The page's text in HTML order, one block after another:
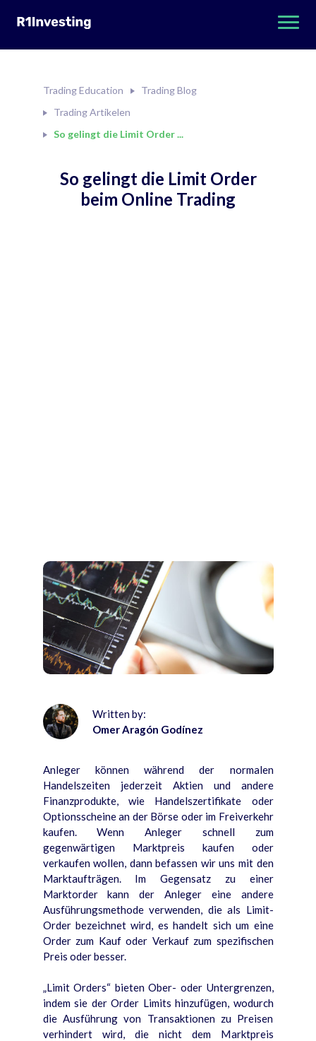
Trading Education
Trading Blog
Trading Artikelen
So gelingt die Limit Order ...
So gelingt die Limit Order
beim Online Trading
Written by:
Omer Aragón Godínez
Anleger können während der normalen
Handelszeiten jederzeit Aktien und andere
Finanzprodukte, wie Handelszertifikate oder
Optionsscheine an der Börse oder im Freiverkehr
kaufen.Wenn Anleger schnell zum
gegenwärtigen Marktpreis kaufen oder
verkaufen wollen, dann befassen wir uns mit den
Marktaufträgen. Im Gegensatz zu einer
Marktorder kann der Anleger eine andere
Ausführungsmethode verwenden, die als Limit-
Order bezeichnet wird, es handelt sich um eine
Order zum Kauf oder Verkauf zum spezifischen
Preis oder besser.
„Limit Orders“ bieten Ober- oder Untergrenzen,
indem sie der Order Limits hinzufügen, wodurch
die Ausführung von Transaktionen zu Preisen
verhindert wird, die nicht dem Marktpreis